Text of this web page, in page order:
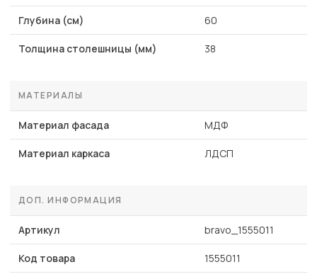
Глубина (см) 60
Толщина столешницы (мм) 38
МАТЕРИАЛЫ
Материал фасада МДФ
Материал каркаса ЛДСП
ДОП. ИНФОРМАЦИЯ
Артикул bravo_1555011
Код товара 1555011